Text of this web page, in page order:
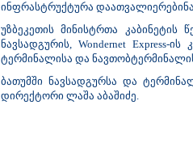
ინფრასტრუქტურა
უზბეკეთის მინისტრთა
ნავსადგურის, Wondernet Express-
ტერმინალისა და
ბათუმში ნავსადგურსა და
დირექტორი ლაშა აბაშიძე.